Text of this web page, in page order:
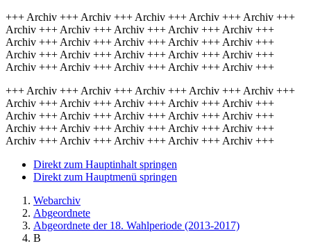
+++ Archiv +++ Archiv +++ Archiv +++ Archiv +++ Archiv +++
Archiv +++ Archiv +++ Archiv +++ Archiv +++ Archiv +++
Archiv +++ Archiv +++ Archiv +++ Archiv +++ Archiv +++
Archiv +++ Archiv +++ Archiv +++ Archiv +++ Archiv +++
Archiv +++ Archiv +++ Archiv +++ Archiv +++ Archiv +++
+++ Archiv +++ Archiv +++ Archiv +++ Archiv +++ Archiv +++
Archiv +++ Archiv +++ Archiv +++ Archiv +++ Archiv +++
Archiv +++ Archiv +++ Archiv +++ Archiv +++ Archiv +++
Archiv +++ Archiv +++ Archiv +++ Archiv +++ Archiv +++
Archiv +++ Archiv +++ Archiv +++ Archiv +++ Archiv +++
Direkt zum Hauptinhalt springen
Direkt zum Hauptmenü springen
Webarchiv
Abgeordnete
Abgeordnete der 18. Wahlperiode (2013-2017)
B